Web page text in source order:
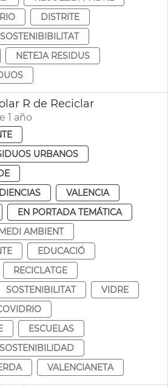
DISTRITE
SOSTENIBIBILITAT
NETEJA RESIDUS
R de Reciclar
1 año
URBANOS
VALENCIA
EN PORTADA TEMÁTICA
AMBIENT
EDUCACIÓ
RECICLATGE
SOSTENIBILITAT
VIDRE
ESCUELAS
SOSTENIBILIDAD
VALENCIANETA